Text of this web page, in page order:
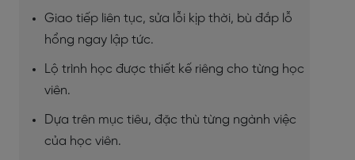
Giao tiếp liên tục, sửa lỗi kịp thời, bù đắp lỗ
hổng ngay lập tức.
Lộ trình học được thiết kế riêng cho từng học
viên.
Dựa trên mục tiêu, đặc thù từng ngành việc
của học viên.